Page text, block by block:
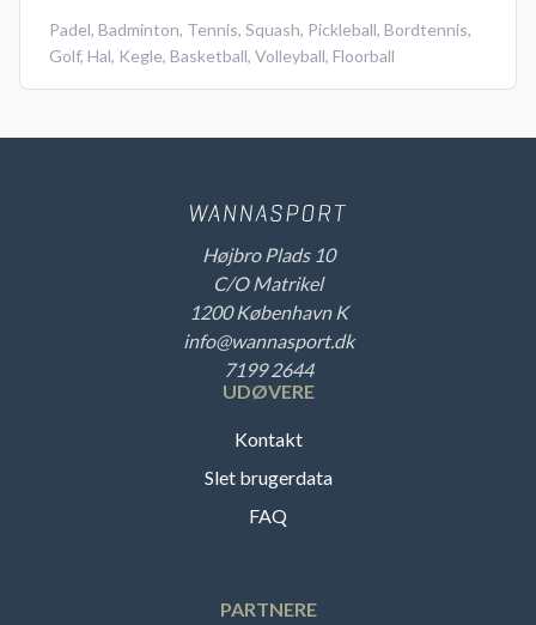
Padel, Badminton, Tennis, Squash, Pickleball, Bordtennis,
Golf, Hal, Kegle, Basketball, Volleyball, Floorball
Højbro Plads 10
C/O Matrikel
1200 København K
info@wannasport.dk
7199 2644
UDØVERE
Kontakt
Slet brugerdata
FAQ
PARTNERE